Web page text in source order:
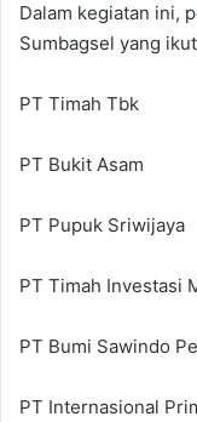
Dalam kegiatan ini,
Sumbagsel yang
PT Timah Tbk
PT Bukit Asam
PT Pupuk Sriwijaya
PT Timah Investasi
PT Bumi Sawindo
PT Internasional